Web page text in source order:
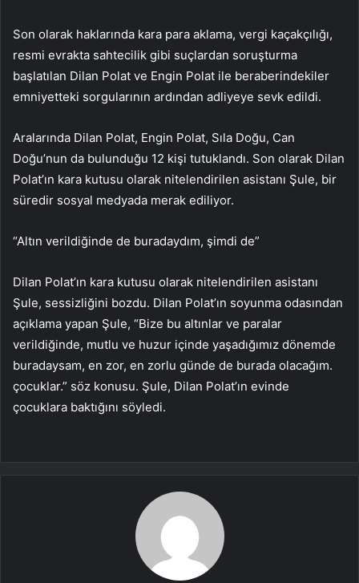
Son olarak haklarında kara para aklama, vergi kaçakçılığı,
resmi evrakta sahtecilik gibi suçlardan soruşturma
başlatılan Dilan Polat ve Engin Polat ile beraberindekiler
emniyetteki sorgularının ardından adliyeye sevk edildi.
Aralarında Dilan Polat, Engin Polat, Sıla Doğu, Can
Doğu’nun da bulunduğu 12 kişi tutuklandı. Son olarak Dilan
Polat’ın kara kutusu olarak nitelendirilen asistanı Şule, bir
süredir sosyal medyada merak ediliyor.
“Altın verildiğinde de buradaydım, şimdi de”
Dilan Polat’ın kara kutusu olarak nitelendirilen asistanı
Şule, sessizliğini bozdu. Dilan Polat’ın soyunma odasından
açıklama yapan Şule, “Bize bu altınlar ve paralar
verildiğinde, mutlu ve huzur içinde yaşadığımız dönemde
buradaysam, en zor, en zorlu günde de burada olacağım.
çocuklar.” söz konusu. Şule, Dilan Polat’ın evinde
çocuklara baktığını söyledi.